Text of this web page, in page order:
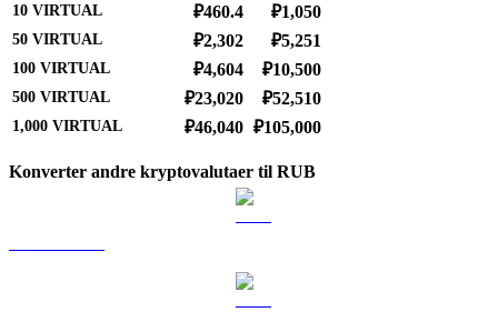
10 VIRTUAL ₽460.4 ₽1,050
50 VIRTUAL ₽2,302 ₽5,251
100 VIRTUAL ₽4,604 ₽10,500
500 VIRTUAL ₽23,020 ₽52,510
1,000 VIRTUAL ₽46,040 ₽105,000
Konverter andre kryptovalutaer til RUB